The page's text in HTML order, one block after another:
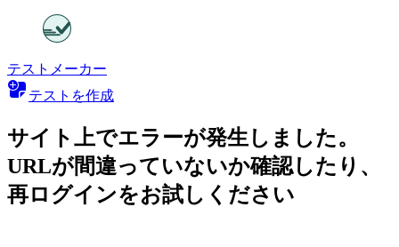
テストメーカー
テストを作成
サイト上でエラーが発生しました。
URLが間違っていないか確認したり、
再ログインをお試しください